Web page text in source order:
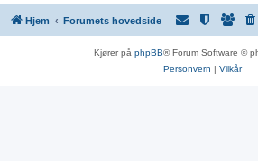
Hjem Forumets hovedside
Kjører på phpBB® Forum Software ©
Personvern | Vilkår